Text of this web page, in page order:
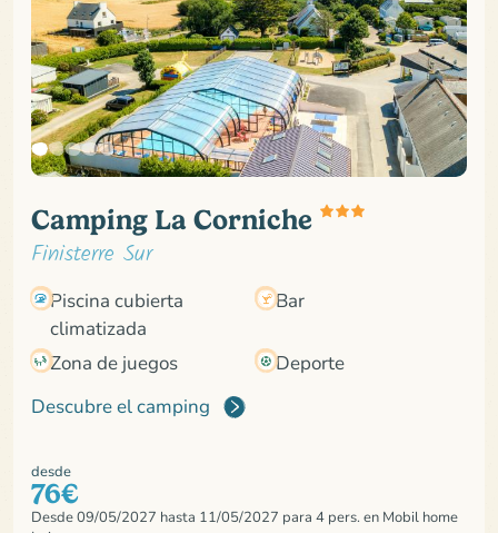
Camping La Corniche
Finisterre Sur
Piscina cubierta
climatizada
Bar
Zona de juegos
Deporte
Descubre el camping
desde
76€
Desde 09/05/2027 hasta 11/05/2027 para 4 pers. en Mobil home